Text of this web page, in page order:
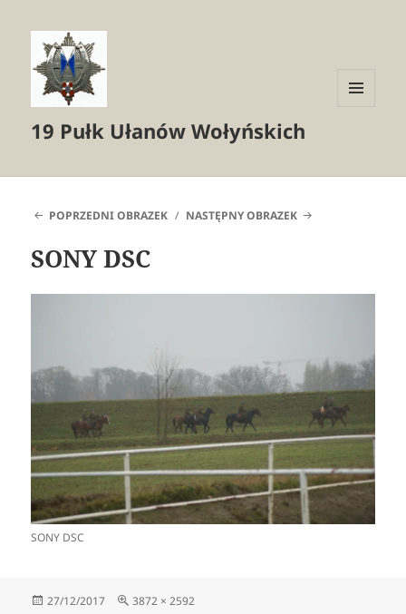
19 Pułk Ułanów Wołyńskich
POPRZEDNI OBRAZEK NASTĘPNY OBRAZEK
SONY DSC
SONY DSC
Data
27/12/2017
Pełny
3872 × 2592